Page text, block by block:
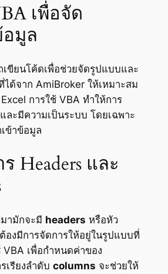
เพื่อจัด
มูล
ขียนโค้ดเพื่อช่วยจัดรูปแบบและ
ได้จาก AmiBroker ให้เหมาะสม
การใช้ VBA ทำให้การ
ละมีความเป็นระบบ โดยเฉพาะ
ข้าข้อมูล
Headers และ
ามักจะมี headers หรือหัว
องมีการจัดการให้อยู่ในรูปแบบที่
VBA เพื่อกำหนดค่าของ
เรียงลำดับ columns จะช่วยให้